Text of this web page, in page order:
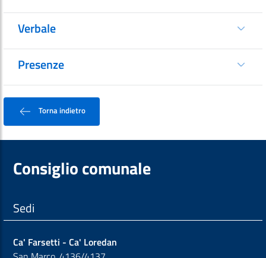
Verbale
Presenze
Torna indietro
Consiglio comunale
Sedi
Ca' Farsetti - Ca' Loredan